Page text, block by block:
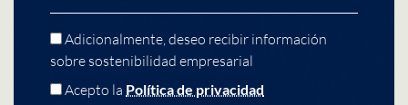
Adicionalmente, deseo recibir información
sobre sostenibilidad empresarial
Acepto la Política de privacidad